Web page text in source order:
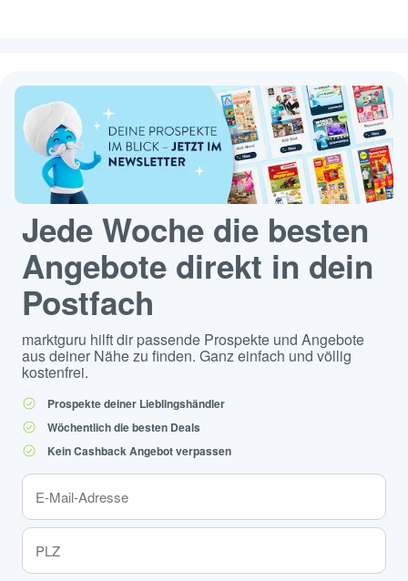
Jede Woche die besten
Angebote direkt in dein
Postfach
marktguru hilft dir passende Prospekte und Angebote
aus deiner Nähe zu finden. Ganz einfach und völlig
kostenfrei.
Prospekte deiner Lieblingshändler
Wöchentlich die besten Deals
Kein Cashback Angebot verpassen